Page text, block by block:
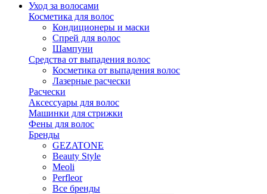
Уход за волосами
Косметика для волос
Кондиционеры и маски
Спрей для волос
Шампуни
Средства от выпадения волос
Косметика от выпадения волос
Лазерные расчески
Расчески
Аксессуары для волос
Машинки для стрижки
Фены для волос
Бренды
GEZATONE
Beauty Style
Meoli
Perfleor
Все бренды